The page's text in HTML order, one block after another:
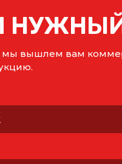
мы вышлем вам